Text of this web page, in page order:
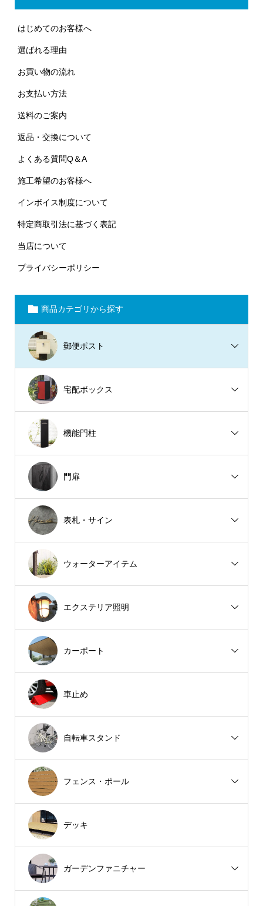
はじめてのお客様へ
選ばれる理由
お買い物の流れ
お支払い方法
送料のご案内
返品・交換について
よくある質問Q＆A
施工希望のお客様へ
インボイス制度について
特定商取引法に基づく表記
当店について
プライバシーポリシー
商品カテゴリから探す
郵便ポスト
宅配ボックス
機能門柱
門扉
表札・サイン
ウォーターアイテム
エクステリア照明
カーポート
車止め
自転車スタンド
フェンス・ポール
デッキ
ガーデンファニチャー